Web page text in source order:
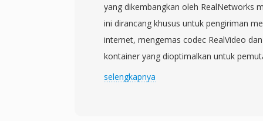
yang dikembangkan oleh RealNetworks
ini dirancang khusus untuk pengiriman
internet, mengemas codec RealVideo
kontainer yang dioptimalkan untuk
RM menjadi salah satu format streaming
selengkapnya